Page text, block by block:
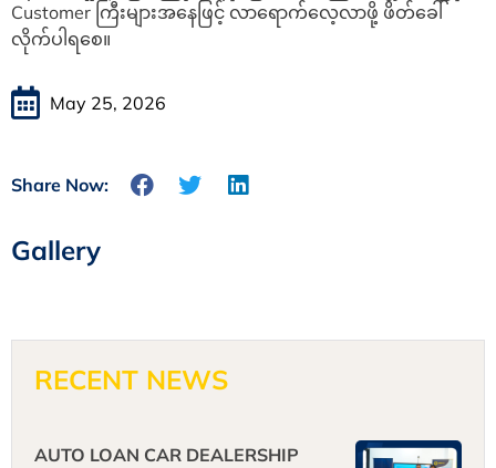
Customer ကြီးများအနေဖြင့် လာရောက်လေ့လာဖို့ ဖိတ်ခေါ်
လိုက်ပါရစေ။
May 25, 2026
Share Now:
Gallery
RECENT NEWS
AUTO LOAN CAR DEALERSHIP